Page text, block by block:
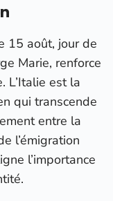
15 août, jour de
Marie, renforce
L’Italie est la
qui transcende
entre la
l’émigration
l’importance